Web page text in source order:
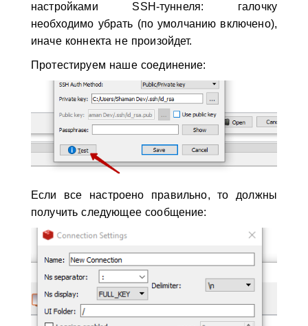
настройками SSH-туннеля: галочку
необходимо убрать (по умолчанию включено),
иначе коннекта не произойдет.
Протестируем наше соединение:
Если все настроено правильно, то должны
получить следующее сообщение: